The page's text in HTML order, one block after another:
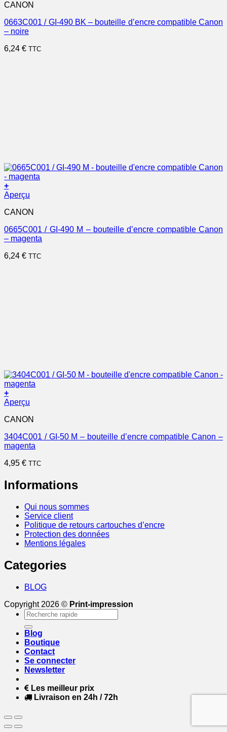
CANON
0663C001 / GI-490 BK – bouteille d’encre compatible Canon
– noire
6,24 € TTC
+
Aperçu
CANON
0665C001 / GI-490 M – bouteille d’encre compatible Canon
– magenta
6,24 € TTC
+
Aperçu
CANON
3404C001 / GI-50 M – bouteille d’encre compatible Canon –
magenta
4,95 € TTC
Informations
Qui nous sommes
Service client
Politique de retours cartouches d’encre
Protection des données
Mentions légales
Categories
BLOG
Copyright 2026 © Print-impression
Recherche
pour :
Blog
Boutique
Contact
Se connecter
Newsletter
Les meilleur prix
Livraison en 24h / 72h